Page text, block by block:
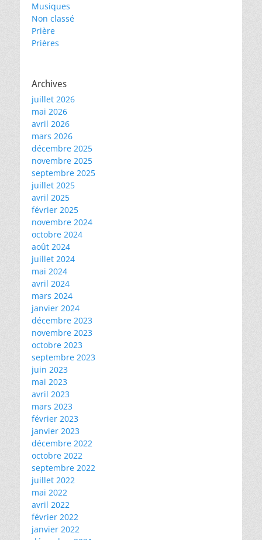
Musiques
Non classé
Prière
Prières
Archives
juillet 2026
mai 2026
avril 2026
mars 2026
décembre 2025
novembre 2025
septembre 2025
juillet 2025
avril 2025
février 2025
novembre 2024
octobre 2024
août 2024
juillet 2024
mai 2024
avril 2024
mars 2024
janvier 2024
décembre 2023
novembre 2023
octobre 2023
septembre 2023
juin 2023
mai 2023
avril 2023
mars 2023
février 2023
janvier 2023
décembre 2022
octobre 2022
septembre 2022
juillet 2022
mai 2022
avril 2022
février 2022
janvier 2022